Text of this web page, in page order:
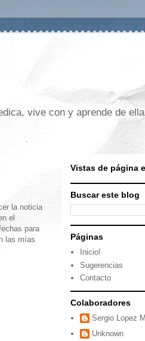
vive con y aprende de
la noticia
el
para
las mías
Vistas de página
Buscar este blog
Páginas
Inicio!
Sugerencias
Contacto
Colaboradores
Sergio Lopez
Unknown